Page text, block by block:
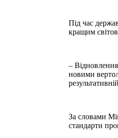
Під час
кращим
–
новими
За словами
стандарти